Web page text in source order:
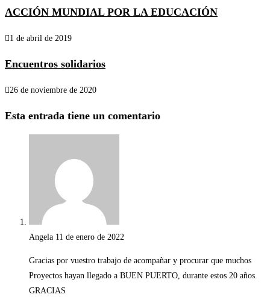
ACCIÓN MUNDIAL POR LA EDUCACIÓN
1 de abril de 2019
Encuentros solidarios
26 de noviembre de 2020
Esta entrada tiene un comentario
Angela 11 de enero de 2022
Gracias por vuestro trabajo de acompañar y procurar que muchos
Proyectos hayan llegado a BUEN PUERTO, durante estos 20 años.
GRACIAS